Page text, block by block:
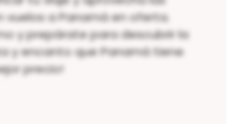
vuelos a Panamá en oferta.
y prepárate para descubrir la
y encanto que Panamá tiene
precio!